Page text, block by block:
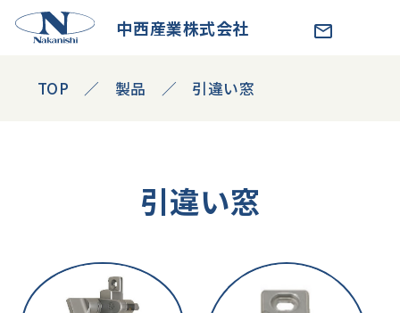
中西産業株式会社
TOP 製品 引違い窓
引違い窓